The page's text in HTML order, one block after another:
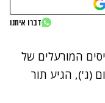
דברו איתנו
המורעלים של
(ג'), הגיע תור